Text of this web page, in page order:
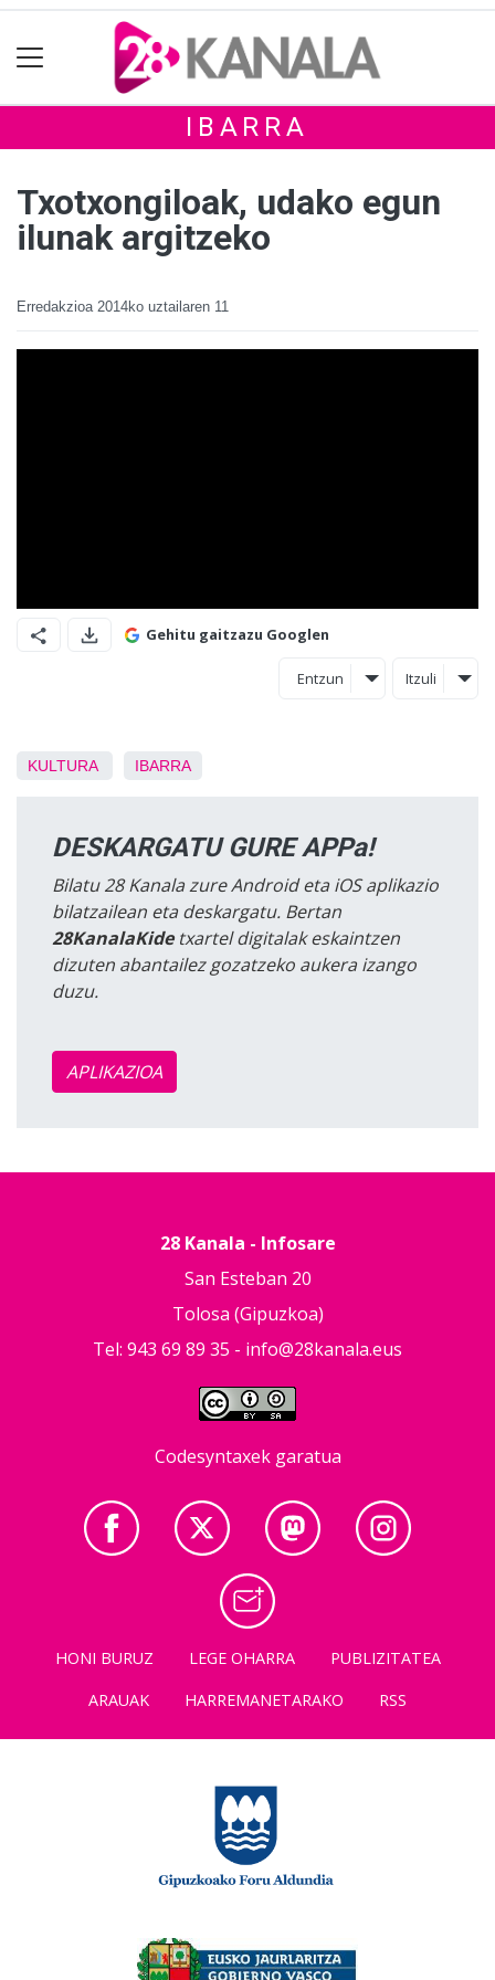
IBARRA
Txotxongiloak, udako egun
ilunak argitzeko
Erredakzioa 2014ko uztailaren 11
Gehitu gaitzazu Googlen
Entzun Itzuli
KULTURA IBARRA
DESKARGATU GURE APPa!
Bilatu 28 Kanala zure Android eta iOS aplikazio
bilatzailean eta deskargatu. Bertan
28KanalaKidetxartel digitalak eskaintzen
dizuten abantailez gozatzeko aukera izango
duzu.
APLIKAZIOA
28 Kanala - Infosare
San Esteban 20
Tolosa (Gipuzkoa)
Tel: 943 69 89 35 - info@28kanala.eus
Codesyntaxek garatua
HONI BURUZ LEGE OHARRA
PUBLIZITATEA
ARAUAK
HARREMANETARAKO RSS